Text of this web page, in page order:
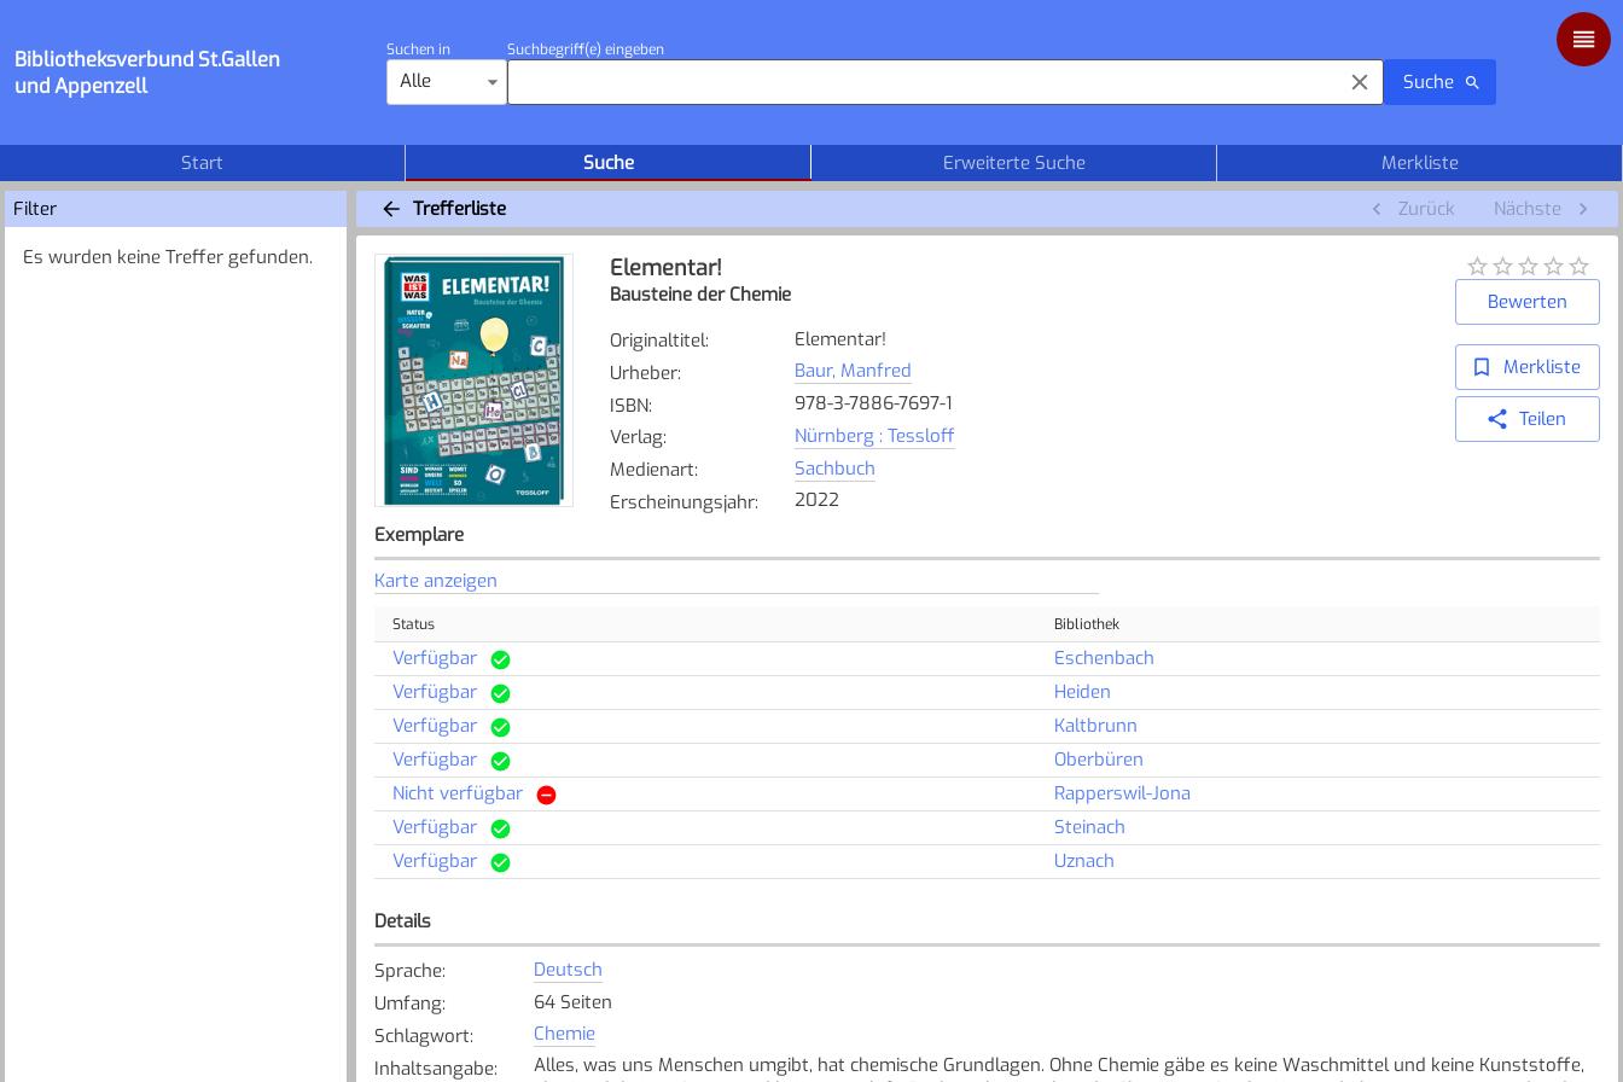
Bibliotheksverbund St.Gallen
und Appenzell
Suchen in
Alle
Suchbegriff(e) eingeben
Suche
Start Suche Erweiterte Suche
Merkliste
Filter
Es wurden keine Treffer gefunden.
Trefferliste Zurück Nächste
Elementar!
Bausteine der Chemie
Originaltitel:
Elementar!
Urheber:
Baur, Manfred
ISBN:
978-3-7886-7697-1
Verlag:
Nürnberg : Tessloff
Medienart:
Sachbuch
Erscheinungsjahr: 2022
Bewerten
Merkliste
Teilen
Exemplare
Karte anzeigen
Status Bibliothek
Verfügbar
Eschenbach
Verfügbar
Heiden
Verfügbar
Kaltbrunn
Verfügbar
Oberbüren
Nicht verfügbar
Rapperswil-Jona
Verfügbar
Steinach
Verfügbar
Uznach
Details
Sprache:
Deutsch
Umfang:
64 Seiten
Schlagwort:
Chemie
Inhaltsangabe:
Alles, was uns Menschen umgibt, hat chemische Grundlagen. Ohne Chemie gäbe es keine Waschmittel und keine Kunststoffe,